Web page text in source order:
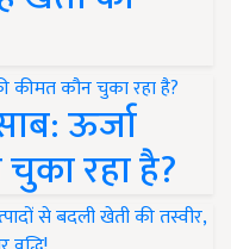
ऊर्जा
रहा है?